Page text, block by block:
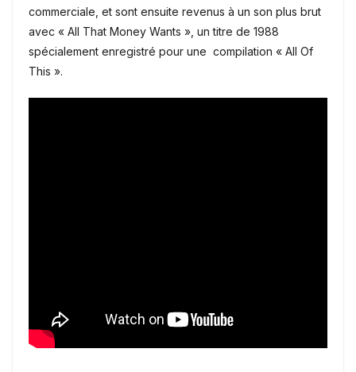
commerciale, et sont ensuite revenus à un son plus brut
avec « All That Money Wants », un titre de 1988
spécialement enregistré pour une compilation « All Of
This ».